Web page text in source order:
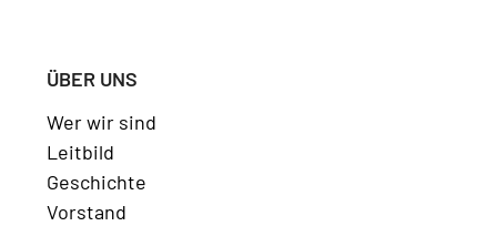
ÜBER UNS
Wer wir sind
Leitbild
Geschichte
Vorstand